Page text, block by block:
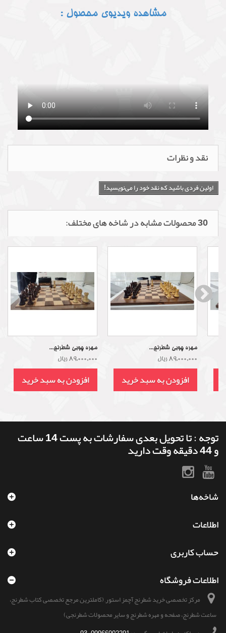
مشاهده ویدیوی محصول :
نقد و نظرات
اولین فردی باشید که نقد خود را می‌نویسید!
30 محصولات مشابه در شاخه های مختلف:
مهره چوبی شطرنج...
89,000,000 ریال
افزودن به سبد خرید
مهره چوبی شطرنج...
89,000,000 ریال
افزودن به سبد خرید
توجه : تا تحویل بعدی سفارشات به پست 14 ساعت
و 44 دقیقه وقت دارید
شاخه‌ها
اطلاعات
حساب کاربری
اطلاعات فروشگاه
مرکز تخصصی خرید شطرنج آچمز استور, (کاملترین مرجع تخصصی کتاب شطرنج،
ساعت شطرنج، صفحه و مهره شطرنج و سایر محصولات شطرنجی)